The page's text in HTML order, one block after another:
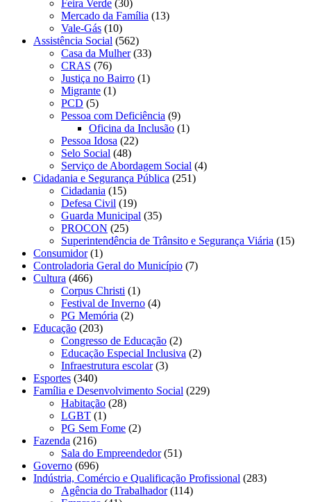
Feira Verde (30)
Mercado da Família (13)
Vale-Gás (10)
Assistência Social (562)
Casa da Mulher(33)
CRAS (76)
Justiça no Bairro (1)
Migrante (1)
PCD (5)
Pessoa com Deficiência (9)
Oficina da Inclusão (1)
Pessoa Idosa (22)
Selo Social (48)
Serviço de Abordagem Social (4)
Cidadania e Segurança Pública (251)
Cidadania (15)
Defesa Civil (19)
Guarda Municipal (35)
PROCON (25)
Superintendência de Trânsito e Segurança Viária (15)
Consumidor(1)
Controladoria Geral do Município (7)
Cultura (466)
Corpus Christi (1)
Festival de Inverno (4)
PG Memória (2)
Educação (203)
Congresso de Educação (2)
Educação Especial Inclusiva (2)
Infraestrutura escolar(3)
Esportes (340)
Família e Desenvolvimento Social (229)
Habitação (28)
LGBT (1)
PG Sem Fome (2)
Fazenda (216)
Sala do Empreendedor(51)
Governo (696)
Indústria, Comércio e Qualificação Profissional (283)
Agência do Trabalhador(114)